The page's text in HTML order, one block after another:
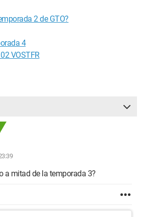
2 de GTO?
4
VOSTFR
a mitad de la temporada 3?